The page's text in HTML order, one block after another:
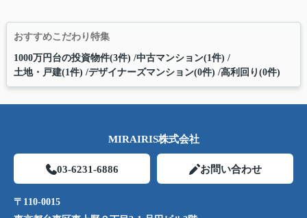
おすすめこだわり特集
1000万円台の投資物件(3件) 中古マンション(1件)
土地・戸建(1件) デザイナーズマンション(0件) 高利回り(0件)
MIRAIRIS株式会社
03-6231-6886 お問い合わせ
〒110-0015